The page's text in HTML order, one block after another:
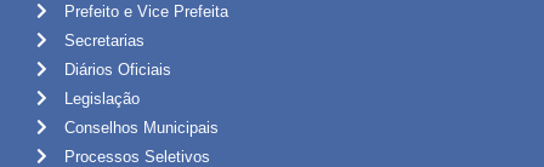
Prefeito e Vice Prefeita
Secretarias
Diários Oficiais
Legislação
Conselhos Municipais
Processos Seletivos